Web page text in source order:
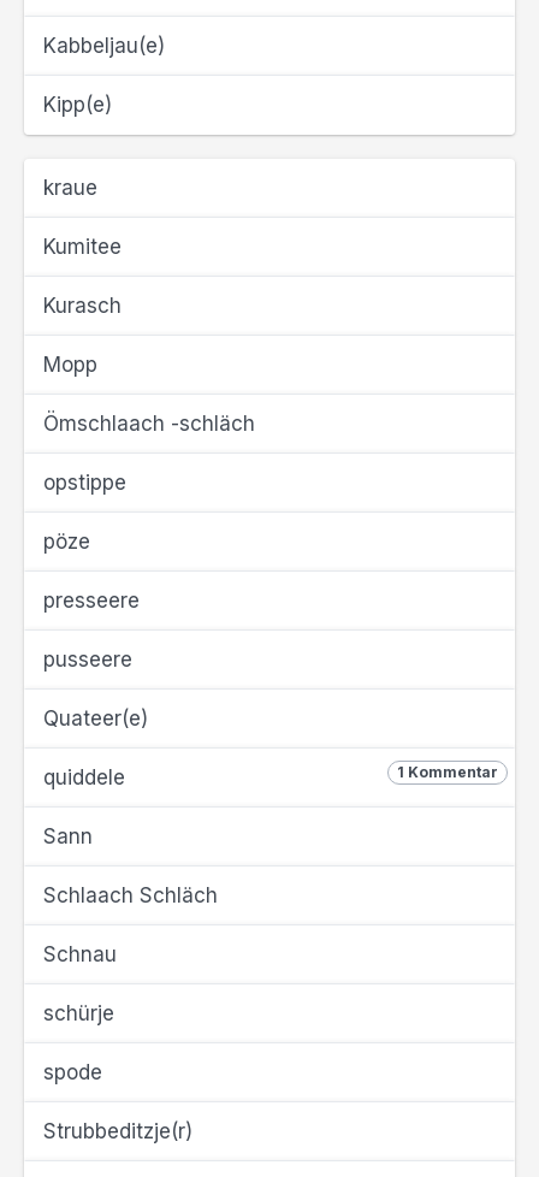
Kabbeljau(e)
Kipp(e)
kraue
Kumitee
Kurasch
Mopp
Ömschlaach -schläch
opstippe
pöze
presseere
pusseere
Quateer(e)
1 Kommentar
quiddele
Sann
Schlaach Schläch
Schnau
schürje
spode
Strubbeditzje(r)